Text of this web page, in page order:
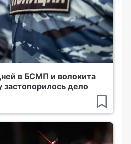
в БСМП и волокита
дело